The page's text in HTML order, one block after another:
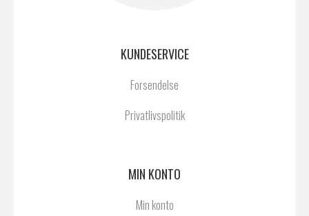
KUNDESERVICE
Forsendelse
Privatlivspolitik
MIN KONTO
Min konto